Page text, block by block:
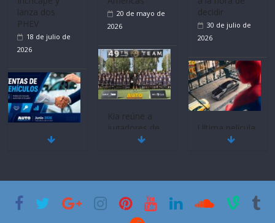
18 de julio de
Mercado
automotor
su mejor 1er
11 de julio de
Quito se alista
Kia Open del
PGA Tour
Americas
2026
Ultima película
‘Spider‑Man:
Day’ pone en
escena a
2026